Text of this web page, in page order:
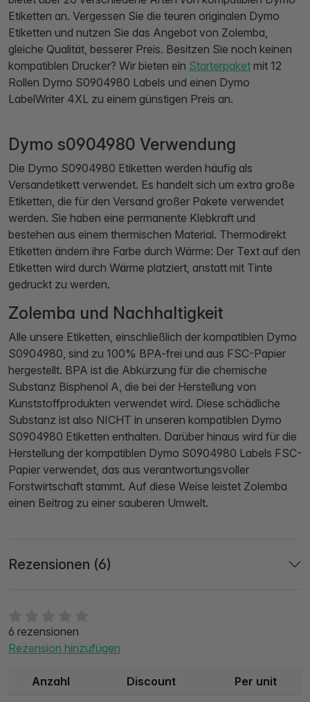
6 rezensionen
Rezension hinzufügen
Anzahl Discount Per unit
Etiketten an. Vergessen Sie die teuren originalen Dymo
Etiketten und nutzen Sie das Angebot von Zolemba,
gleiche Qualität, besserer Preis. Besitzen Sie noch keinen
kompatiblen Drucker? Wir bieten ein Starterpaket mit 12
Rollen Dymo S0904980 Labels und einen Dymo
LabelWriter 4XL zu einem günstigen Preis an.
Dymo s0904980 Verwendung
Die Dymo S0904980 Etiketten werden häufig als
Versandetikett verwendet. Es handelt sich um extra große
Etiketten, die für den Versand großer Pakete verwendet
werden. Sie haben eine permanente Klebkraft und
bestehen aus einem thermischen Material. Thermodirekt
Etiketten ändern ihre Farbe durch Wärme: Der Text auf den
Etiketten wird durch Wärme platziert, anstatt mit Tinte
gedruckt zu werden.
Zolemba und Nachhaltigkeit
Alle unsere Etiketten, einschließlich der kompatiblen Dymo
S0904980, sind zu 100% BPA-frei und aus FSC-Papier
hergestellt. BPA ist die Abkürzung für die chemische
Substanz Bisphenol A, die bei der Herstellung von
Kunststoffprodukten verwendet wird. Diese schädliche
Substanz ist also NICHT in unseren kompatiblen Dymo
S0904980 Etiketten enthalten. Darüber hinaus wird für die
Herstellung der kompatiblen Dymo S0904980 Labels FSC-
Papier verwendet, das aus verantwortungsvoller
Forstwirtschaft stammt. Auf diese Weise leistet Zolemba
einen Beitrag zu einer sauberen Umwelt.
Rezensionen (6)